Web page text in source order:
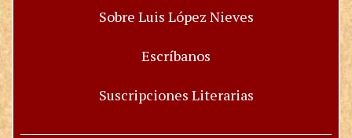
Sobre Luis López Nieves
Escríbanos
Suscripciones Literarias